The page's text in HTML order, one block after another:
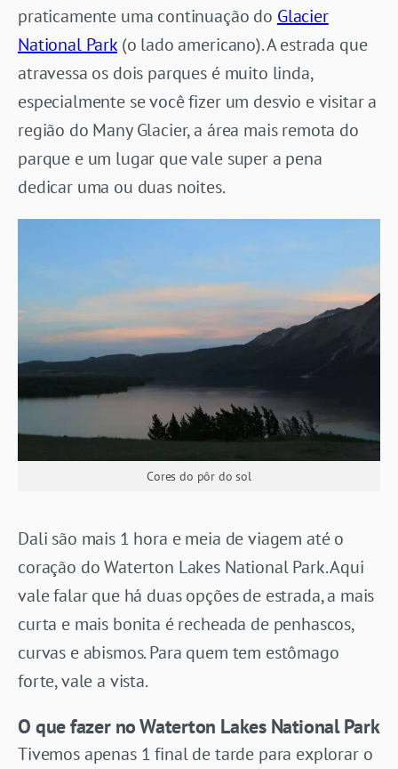
praticamente uma continuação do Glacier
National Park(o lado americano). A estrada que
atravessa os dois parques é muito linda,
especialmente se você fizer um desvio e visitar a
região do Many Glacier, a área mais remota do
parque e um lugar que vale super a pena
dedicar uma ou duas noites.
Cores do pôr do sol
Dali são mais 1 hora e meia de viagem até o
coração do Waterton Lakes National Park. Aqui
vale falar que há duas opções de estrada, a mais
curta e mais bonita é recheada de penhascos,
curvas e abismos. Para quem tem estômago
forte, vale a vista.
O que fazer no Waterton Lakes National Park
Tivemos apenas 1 final de tarde para explorar o